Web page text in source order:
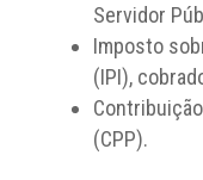
Servidor
Imposto
(IPI),
(CPP).